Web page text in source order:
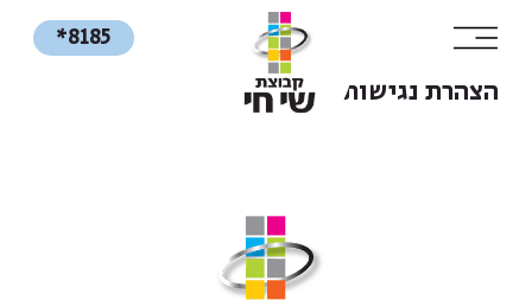
*8185
הצהרת נגישות